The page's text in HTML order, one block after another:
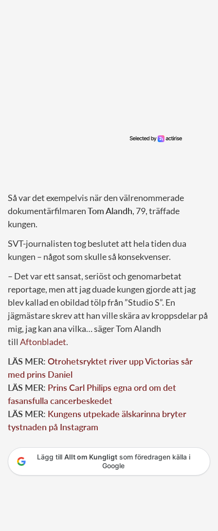
Så var det exempelvis när den välrenommerade
dokumentärfilmarenTom Alandh, 79, träffade
kungen.
SVT-journalisten tog beslutet att hela tiden dua
kungen – något som skulle så konsekvenser.
– Det var ett sansat, seriöst och genomarbetat
reportage, men att jag duade kungen gjorde att jag
blev kallad en obildad tölp från ”Studio S”. En
jägmästare skrev att han ville skära av kroppsdelar på
mig, jag kan ana vilka… säger Tom Alandh
till Aftonbladet.
LÄS MER: Otrohetsryktet river upp Victorias sår
med prins Daniel
LÄS MER: Prins Carl Philips egna ord om det
fasansfulla cancerbeskedet
LÄS MER: Kungens utpekade älskarinna bryter
tystnaden på Instagram
Lägg till Allt om Kungligtsom föredragen källa i
Google